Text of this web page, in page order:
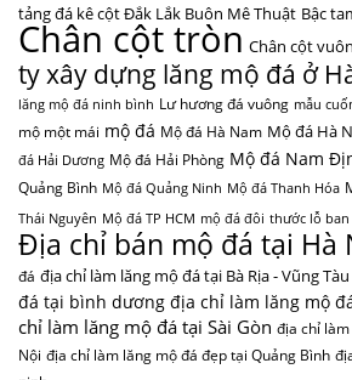
tảng đá kê cột Đắk Lắk Buôn Mê Thuật Bậc
Chân cột tròn Chân cột
ty xây dựng lăng mộ đá ở
lăng mộ đá ninh bình Lư hương đá vuông mẫu
mộ một mái mộ đá Mộ đá Hà Nam Mộ đá Hà
đá Hải Dương Mộ đá Hải Phòng Mộ đá Nam
Quảng Bình Mộ đá Quảng Ninh Mộ đá Thanh Hóa
Thái Nguyên Mộ đá TP HCM mộ đá đôi thước lỗ ban
Địa chỉ bán mộ đá tại Hà
đá địa chỉ làm lăng mộ đá tại Bà Rịa - Vũng Tàu
đá tại bình dương địa chỉ làm lăng mộ
chỉ làm lăng mộ đá tại Sài Gòn địa chỉ
Nội địa chỉ làm lăng mộ đá đẹp tại Quảng Bình